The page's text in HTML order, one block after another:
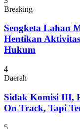
Breaking
Sengketa Lahan
Hentikan
Hukum
4
Daerah
Sidak Komisi III,
On Track, Tapi
5